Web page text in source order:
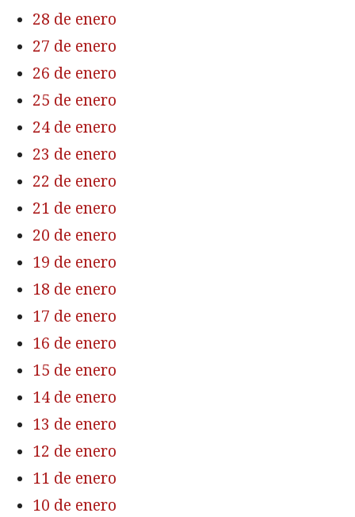
28 de enero
27 de enero
26 de enero
25 de enero
24 de enero
23 de enero
22 de enero
21 de enero
20 de enero
19 de enero
18 de enero
17 de enero
16 de enero
15 de enero
14 de enero
13 de enero
12 de enero
11 de enero
10 de enero